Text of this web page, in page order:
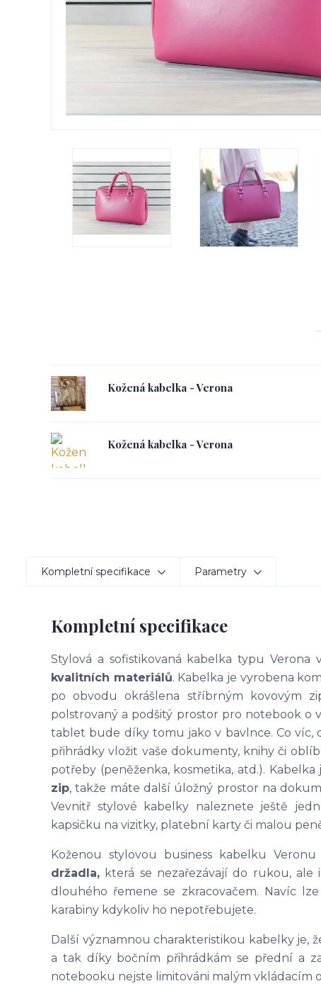
Kožená kabelka - Verona
Kožená kabelka - Verona
Kompletní specifikace Parametry
Kompletní specifikace
Stylová a sofistikovaná kabelka typu Verona
kvalitních materiálů. Kabelka je vyrobena
po obvodu okrášlena stříbrným kovovým
polstrovaný a podšitý prostor pro notebook o
tablet bude díky tomu jako v bavlnce. Co
přihrádky vložit vaše dokumenty, knihy či
potřeby (peněženka, kosmetika, atd.).
zip, takže máte další úložný prostor na
Vevnitř stylové kabelky naleznete ještě
kapsičku na vizitky, platební karty či malou
Koženou stylovou business kabelku
držadla, která se nezařezávají do rukou, ale i
dlouhého řemene se zkracovačem. Navíc
karabiny kdykoliv ho nepotřebujete.
Další významnou charakteristikou kabelky je,
a tak díky bočním přihrádkám se přední a
notebooku nejste limitováni malým vkládacím